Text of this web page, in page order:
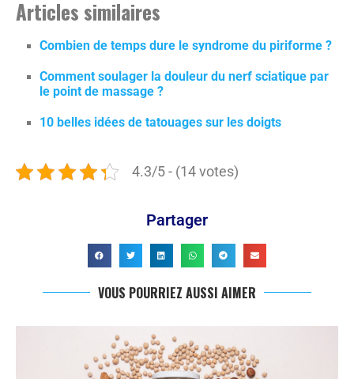
Articles similaires
Combien de temps dure le syndrome du piriforme ?
Comment soulager la douleur du nerf sciatique par
le point de massage ?
10 belles idées de tatouages sur les doigts
4.3/5 - (14 votes)
Partager
VOUS POURRIEZ AUSSI AIMER